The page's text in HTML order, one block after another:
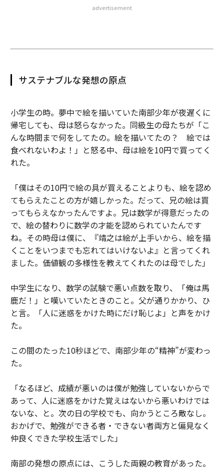
advertisement
サステナブルな発想の原点
小学生の時。夢中で絵を描いていた南部少年が夜遅くに
帰宅しても、母は怒らなかった。同級生の母たちが「こ
んな時間まで何をしてたの。絵を描いてたの？ 絵では
食べれないわよ！」と怒る中、母は絵を10円で買ってく
れた。
「僕はその10円で絵の具が買えることよりも、絵を認め
てもらえたことの方が嬉しかった。だって、兄の絵は買
ってもらえなかったんですよ。兄は数学が得意だったの
で、絵の替わりに数学の才能を認められていたんです
ね。その時母は僕に、『靖之は絵が上手いから、絵を描
くことをいつまでも忘れてはいけないよ』と言ってくれ
ました。価値観の多様性を教えてくれたのは母でした」
中学生になり、数学の試験で悪い点数を取り、「俺は馬
鹿だ！」と嘆いていたときのこと。父が通りかかり、ひ
と言。「人に迷惑をかけた時にだけ恥じよ」と声をかけ
た。
この間のたった10秒ほどで、南部少年の“精神”が変わっ
た。
「なるほど、成績が悪いのは僕が勉強していないからで
あって、人に迷惑をかけた覚えはないから悪いわけでは
ないな、と。次の日の学校でも、向かうところ敵なし。
おかげで、勉強ができる者・できない者両方と偏見なく
仲良くできた学校生活でした」
南部の発想の原点には、こうした両親の教育があった。